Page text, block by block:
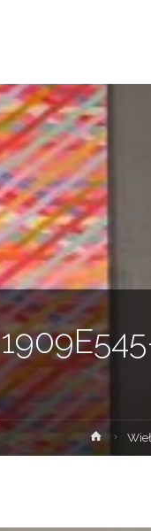
Strona
główna